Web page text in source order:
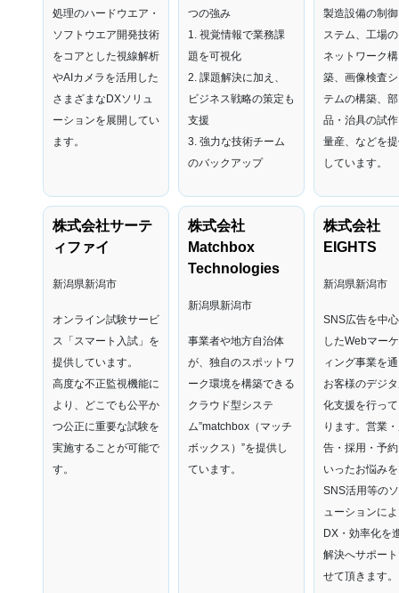
処理のハードウエア・
ソフトウエア開発技術
をコアとした視線解析
やAIカメラを活用した
さまざまなDXソリュ
ーションを展開してい
ます。
つの強み
1. 視覚情報で業務課
題を可視化
2. 課題解決に加え、
ビジネス戦略の策定も
支援
3. 強力な技術チーム
のバックアップ
製造設備の制
ステム、工場
ネットワーク構
築、画像検査
テムの構築、部
品・治具の試
量産、などを
しています。
株式会社サーテ
ィファイ
新潟県新潟市
オンライン試験サービ
ス「スマート入試」を
提供しています。
高度な不正監視機能に
より、どこでも公平か
つ公正に重要な試験を
実施することが可能で
す。
株式会社
Matchbox
Technologies
新潟県新潟市
事業者や地方自治体
が、独自のスポットワ
ーク環境を構築できる
クラウド型システ
ム”matchbox（マッチ
ボックス）”を提供し
ています。
株式会社
EIGHTS
新潟県新潟市
SNS広告を中
したWebマー
ィング事業を
お客様のデジ
化支援を行っ
ります。営業
告・採用・予
いったお悩みを
SNS活用等の
ューションに
DX・効率化を
解決へサポー
せて頂きます。